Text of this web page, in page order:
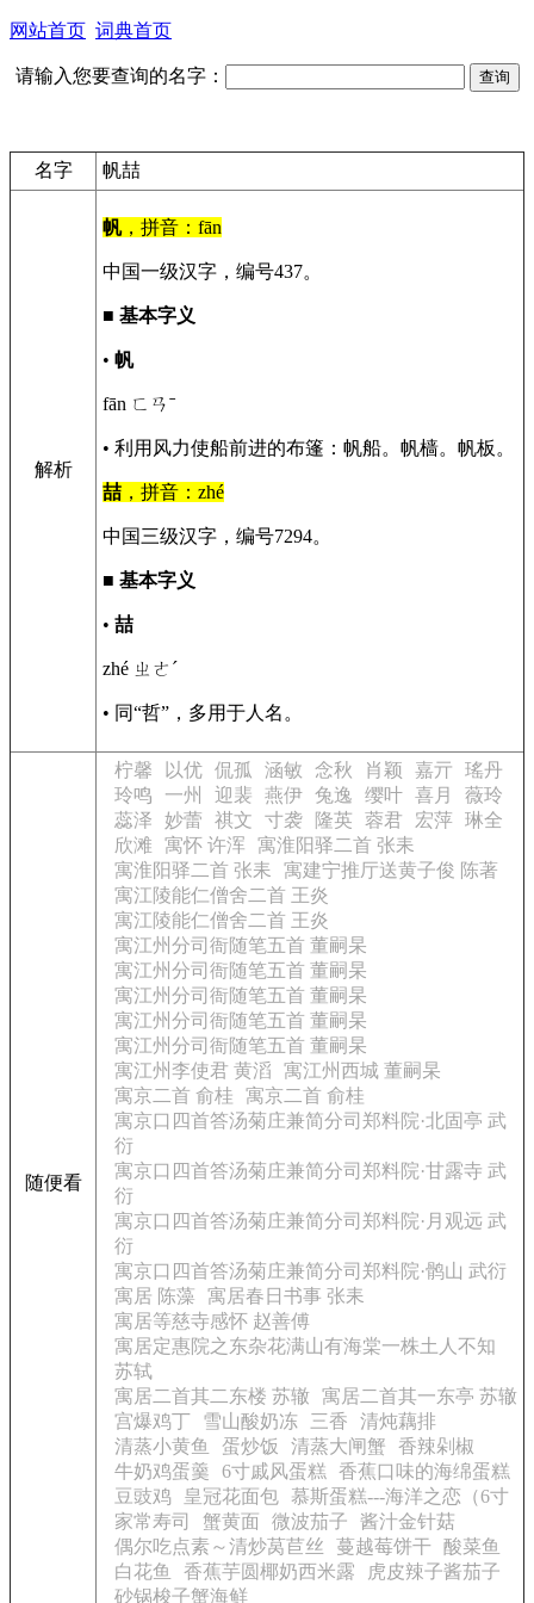
网站首页 词典首页
请输入您要查询的名字：
名字 帆喆
解析
帆，拼音：fān
中国一级汉字，编号437。
■ 基本字义
• 帆
fān ㄈㄢˉ
• 利用风力使船前进的布篷：帆船。帆樯。帆板。
喆 ，拼音：zhé
中国三级汉字，编号7294。
■ 基本字义
• 喆
zhé ㄓㄜˊ
• 同“哲”，多用于人名。
随便看
柠馨 以优 侃孤 涵敏 念秋 肖颖 嘉亓
瑤丹
玲鸣
一州 迎裴 燕伊 兔逸 缨叶 喜月
薇玲
蕊泽
妙蕾 祺文 寸袭 隆英 蓉君 宏萍
琳全
欣滩
寓怀 许浑
寓淮阳驿二首 张耒
寓淮阳驿二首 张耒
寓建宁推厅送黄子俊 陈著
寓江陵能仁僧舍二首 王炎
寓江陵能仁僧舍二首 王炎
寓江州分司衙随笔五首 董嗣杲
寓江州分司衙随笔五首 董嗣杲
寓江州分司衙随笔五首 董嗣杲
寓江州分司衙随笔五首 董嗣杲
寓江州分司衙随笔五首 董嗣杲
寓江州李使君 黄滔
寓江州西城 董嗣杲
寓京二首 俞桂
寓京二首 俞桂
寓京口四首答汤菊庄兼简分司郑料院·北固亭 武
衍
寓京口四首答汤菊庄兼简分司郑料院·甘露寺 武
衍
寓京口四首答汤菊庄兼简分司郑料院·月观远 武
衍
寓京口四首答汤菊庄兼简分司郑料院·鹘山 武衍
寓居 陈藻
寓居春日书事 张耒
寓居等慈寺感怀 赵善傅
寓居定惠院之东杂花满山有海棠一株土人不知
苏轼
寓居二首其二东楼 苏辙 寓居二首其一东亭 苏辙
宫爆鸡丁
雪山酸奶冻 三香
清炖藕排
清蒸小黄鱼
蛋炒饭 清蒸大闸蟹
香辣剁椒
牛奶鸡蛋羹
6寸戚风蛋糕
香蕉口味的海绵蛋糕
豆豉鸡
皇冠花面包
慕斯蛋糕---海洋之恋（6寸
家常寿司
蟹黄面 微波茄子
酱汁金针菇
偶尔吃点素～清炒莴苣丝
蔓越莓饼干 酸菜鱼
白花鱼
香蕉芋圆椰奶西米露
虎皮辣子酱茄子
砂锅梭子蟹海鲜